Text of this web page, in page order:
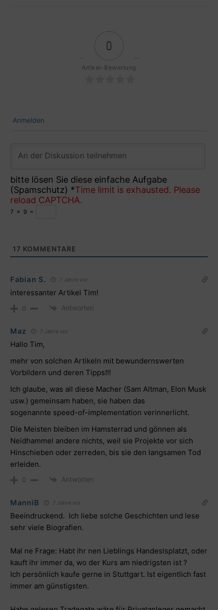
0
Artikel-Bewertung
Anmelden
bitte lösen Sie diese einfache Aufgabe
(Spamschutz) *Time limit is exhausted. Please
reload CAPTCHA.
7 × 9 =
17 KOMMENTARE
Fabian S. 7 Jahre vor
interessanter Artikel Tim!
0 Antworten
Maz 7 Jahre vor
Hallo Tim,
mehr von solchen Artikeln mit bewundernswerten
Vorbildern und deren Tipps!!!
Ich glaube, was all diese Macher (Sam Altman, Elon Musk
usw.) gemeinsam haben, sie haben das
sogenannte speed-of-implementation verinnerlicht.
Die Meisten bleiben im Hamsterrad und gönnen als
Neidhammel andere nichts, weil sie Projekte vor sich
Hinschieben oder zerreden, bis sie den langsamen Tod
erleiden.
0 Antworten
ManniB 7 Jahre vor
Beeindruckend. Ich liebe solche Geschichten und lese
sehr viele Biografien.
Mal ne Frage: Habt ihr nen Lieblings Handeslsplatzt, oder
kauft ihr immer da, wo der Kurs am niedrigsten ist ?
Ich persönlich kaufe gerne in Stuttgart. Ist eigentlich fast
immer am günstigsten.